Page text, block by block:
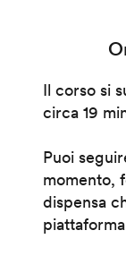
Il corso si
circa 19
Puoi
momento,
dispensa